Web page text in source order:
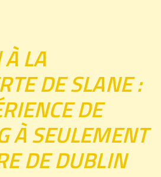
LA
DE SLANE :
DE
À SEULEMENT
DE DUBLIN